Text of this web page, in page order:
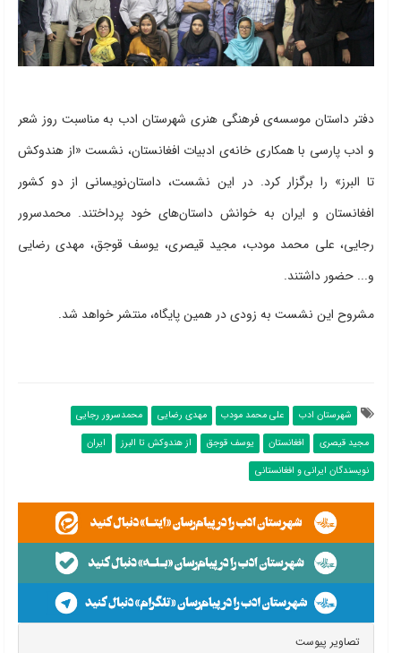
دفتر داستان موسسه‌ی فرهنگی هنری شهرستان ادب به مناسبت روز شعر
و ادب پارسی با همکاری خانه‌ی ادبیات افغانستان، نشست «از هندوکش
تا البرز» را برگزار کرد. در این نشست، داستان‌نویسانی از دو کشور
افغانستان و ایران به خوانش داستان‌های خود پرداختند. محمدسرور
رجایی، علی محمد مودب، مجید قیصری، یوسف قوجق، مهدی رضایی
و... حضور داشتند.
مشروح این نشست به زودی در همین پایگاه، منتشر خواهد شد.
شهرستان ادب علی محمد مودب مهدی رضایی
محمدسرور رجایی
مجید قیصری
افغانستان یوسف قوجق از هندوکش تا البرز
ایران
نویسندگان ایرانی و افغانستانی
تصاویر پیوست